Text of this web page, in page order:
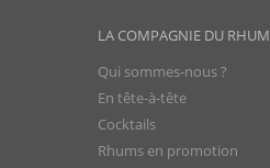
LA COMPAGNIE DU RHUM
Qui sommes-nous ?
En tête-à-tête
Cocktails
Rhums en promotion